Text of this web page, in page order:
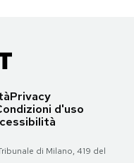
Privacy
d'uso
di Milano, 419 del